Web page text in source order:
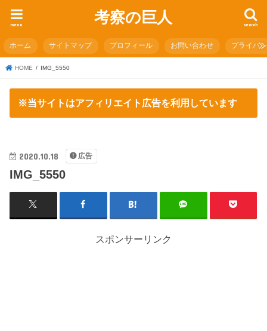
考察の巨人 search
menu
ホーム サイトマップ プロフィール お問い合わせ プライバ
HOME IMG_5550
※当サイトはアフィリエイト広告を利用しています
2020.10.18 広告
IMG_5550
スポンサーリンク